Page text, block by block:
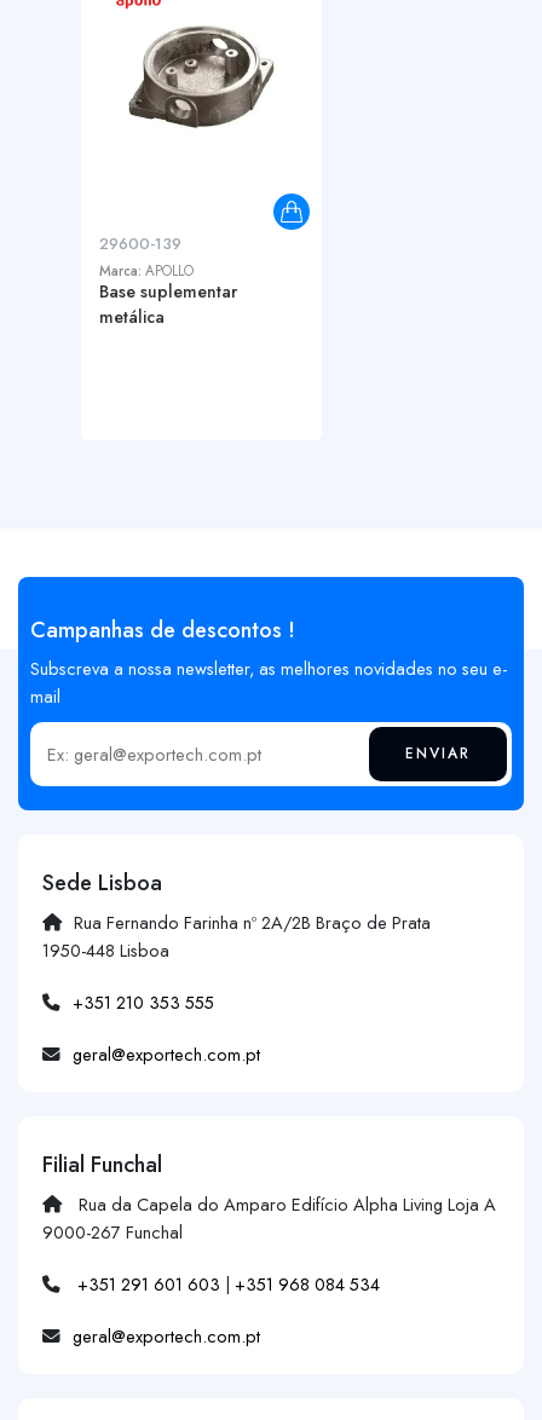
29600-139
Marca:APOLLO
Base suplementar
metálica
Campanhas de descontos !
Subscreva a nossa newsletter, as melhores novidades no seu e-
mail
Insira o seu email ENVIAR
Sede Lisboa
Rua Fernando Farinha nº 2A/2B Braço de Prata
1950-448 Lisboa
+351 210 353 555
geral@exportech.com.pt
Filial Funchal
Rua da Capela do Amparo Edifício Alpha Living Loja A
9000-267 Funchal
+351 291 601 603 | +351 968 084 534
geral@exportech.com.pt